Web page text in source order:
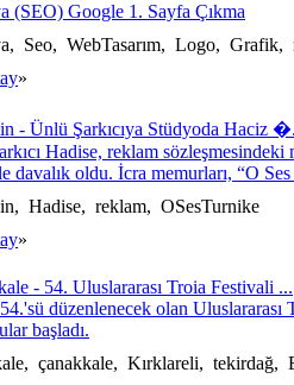
(SEO) Google 1. Sayfa Çıkma
Seo, WebTasarım, Logo,
»
- Ünlü Şarkıcıya Stüdyoda Haciz
Hadise, reklam sözleşmesindeki
davalık oldu. İcra memurları, “O
Hadise, reklam, OSesTurnike
»
- 54. Uluslararası Troia Festivali ...
düzenlenecek olan Uluslararası
başladı.
çanakkale, Kırklareli,